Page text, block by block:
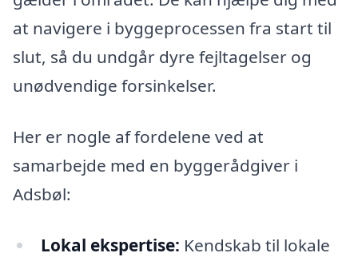
at navigere i byggeprocessen fra start til
slut, så du undgår dyre fejltagelser og
unødvendige forsinkelser.
Her er nogle af fordelene ved at
samarbejde med en byggerådgiver i
Adsbøl:
Lokal ekspertise: Kendskab til lokale